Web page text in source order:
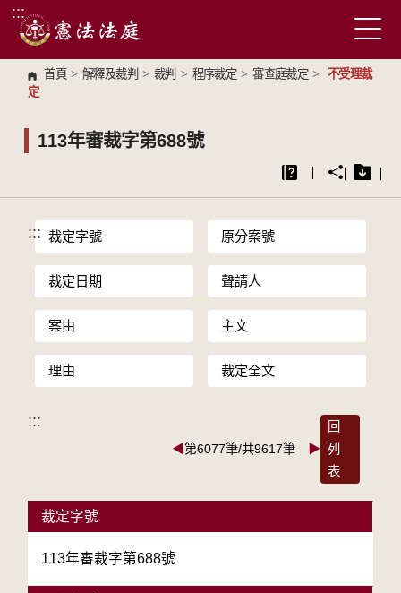
跳到主要內容區塊
:::
首頁 > 解釋及裁判 > 裁判 > 程序裁定 > 審查庭裁定 >
不受理裁
定
113年審裁字第688號
::: 裁定字號 原分案號
裁定日期 聲請人
案由 主文
理由 裁定全文
:::
◀第6077筆/共9617筆 ▶
回
列
表
裁定字號
113年審裁字第688號